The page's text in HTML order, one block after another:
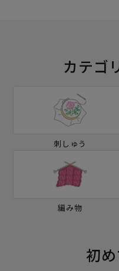
カテゴ
刺しゅう
編み物
初